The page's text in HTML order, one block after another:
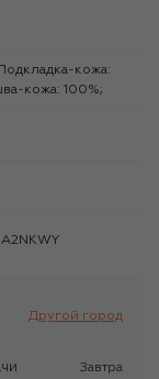
кожа: 100%;
Другой город
Завтра